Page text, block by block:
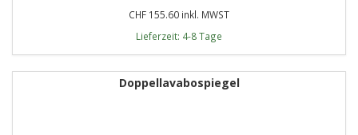
CHF 155.60 inkl. MWST
Lieferzeit: 4-8 Tage
Doppellavabospiegel